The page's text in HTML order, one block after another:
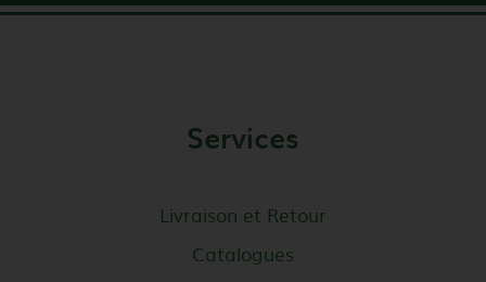
Services
Livraison et Retour
Catalogues